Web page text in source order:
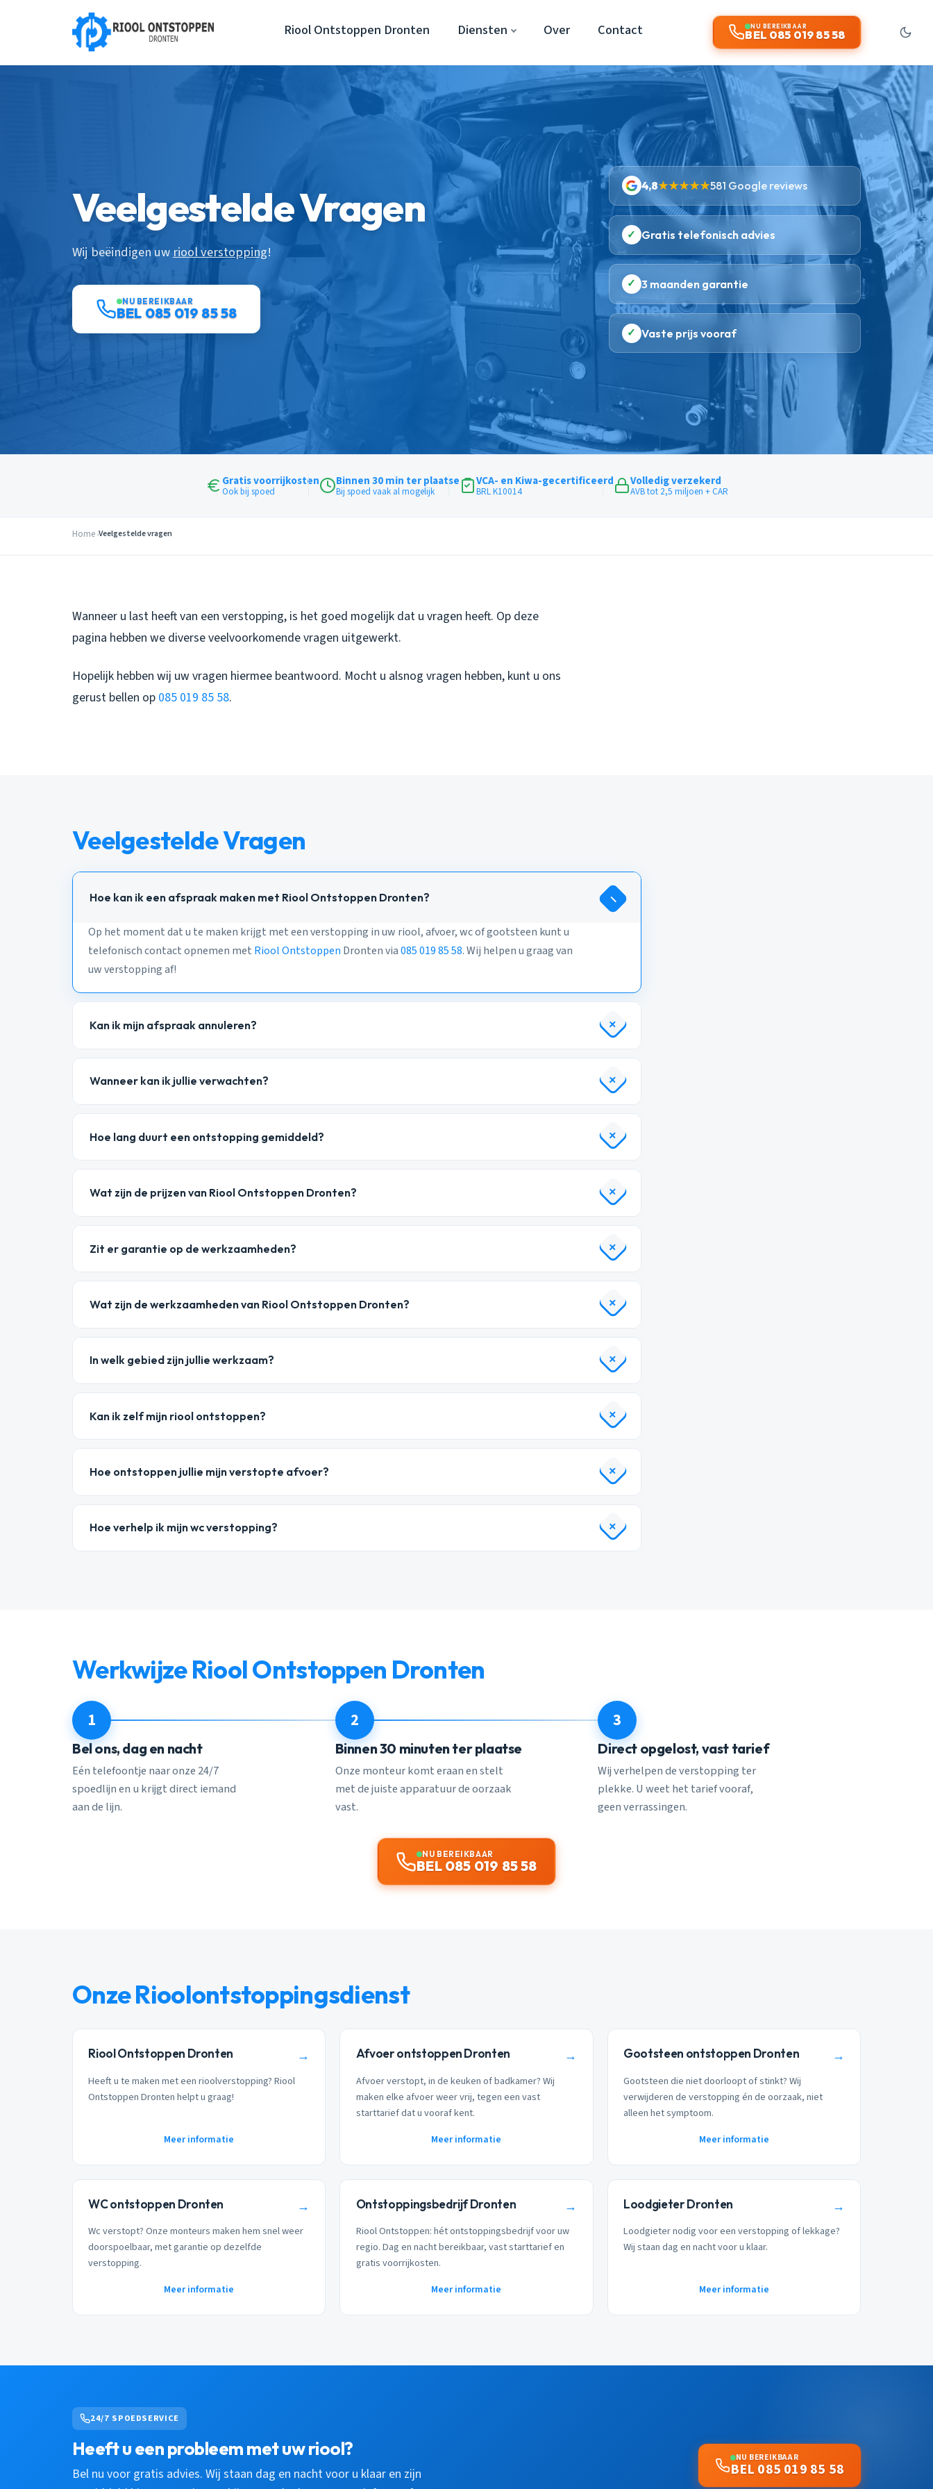
Riool Ontstoppen Dronten Diensten Over Contact NU BEREIKBAAR
BEL 085 019 85 58
Veelgestelde Vragen
Wij beëindigen uw riool verstopping!
NU BEREIKBAAR
BEL 085 019 85 58
4,8★★★★★581 Google reviews
✓ Gratis telefonisch advies
✓ 3 maanden garantie
✓ Vaste prijs vooraf
Gratis voorrijkosten
Ook bij spoed
Binnen 30 min ter plaatse
Bij spoed vaak al mogelijk
VCA- en Kiwa-gecertificeerd
BRL K10014
Volledig verzekerd
AVB tot 2,5 miljoen + CAR
Home Veelgestelde vragen
Wanneer u last heeft van een verstopping, is het goed mogelijk dat u vragen heeft. Op deze
pagina hebben we diverse veelvoorkomende vragen uitgewerkt.
Hopelijk hebben wij uw vragen hiermee beantwoord. Mocht u alsnog vragen hebben, kunt u ons
gerust bellen op 085 019 85 58.
Veelgestelde Vragen
Hoe kan ik een afspraak maken met Riool Ontstoppen Dronten?
Op het moment dat u te maken krijgt met een verstopping in uw riool, afvoer, wc of gootsteen kunt u
telefonisch contact opnemen met Riool Ontstoppen Dronten via085 019 85 58. Wij helpen u graag van
uw verstopping af!
Kan ik mijn afspraak annuleren?
Wanneer kan ik jullie verwachten?
Hoe lang duurt een ontstopping gemiddeld?
Wat zijn de prijzen van Riool Ontstoppen Dronten?
Zit er garantie op de werkzaamheden?
Wat zijn de werkzaamheden van Riool Ontstoppen Dronten?
In welk gebied zijn jullie werkzaam?
Kan ik zelf mijn riool ontstoppen?
Hoe ontstoppen jullie mijn verstopte afvoer?
Hoe verhelp ik mijn wc verstopping?
Werkwijze Riool Ontstoppen Dronten
1
Bel ons, dag en nacht
Eén telefoontje naar onze 24/7
spoedlijn en u krijgt direct iemand
aan de lijn.
2
Binnen 30 minuten ter plaatse
Onze monteur komt eraan en stelt
met de juiste apparatuur de oorzaak
vast.
3
Direct opgelost, vast tarief
Wij verhelpen de verstopping ter
plekke. U weet het tarief vooraf,
geen verrassingen.
NU BEREIKBAAR
BEL 085 019 85 58
Onze Rioolontstoppingsdienst
Riool Ontstoppen Dronten →
Heeft u te maken met een rioolverstopping? Riool
Ontstoppen Dronten helpt u graag!
Meer informatie
Afvoer ontstoppen Dronten →
Afvoer verstopt, in de keuken of badkamer? Wij
maken elke afvoer weer vrij, tegen een vast
starttarief dat u vooraf kent.
Meer informatie
Gootsteen ontstoppen Dronten →
Gootsteen die niet doorloopt of stinkt? Wij
verwijderen de verstopping én de oorzaak, niet
alleen het symptoom.
Meer informatie
WC ontstoppen Dronten →
Wc verstopt? Onze monteurs maken hem snel weer
doorspoelbaar, met garantie op dezelfde
verstopping.
Meer informatie
Ontstoppingsbedrijf Dronten →
Riool Ontstoppen: hét ontstoppingsbedrijf voor uw
regio. Dag en nacht bereikbaar, vast starttarief en
gratis voorrijkosten.
Meer informatie
Loodgieter Dronten →
Loodgieter nodig voor een verstopping of lekkage?
Wij staan dag en nacht voor u klaar.
Meer informatie
24/7 SPOEDSERVICE
Heeft u een probleem met uw riool?
Bel nu voor gratis advies. Wij staan dag en nacht voor u klaar en zijn
NU BEREIKBAAR
BEL 085 019 85 58